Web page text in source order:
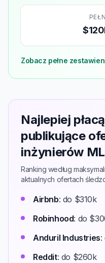
Zobacz pełne
Najlepiej
publikujące
inżynierów ML
Ranking według
aktualnych ofertach
Airbnb: do $310k
Robinhood: do
Anduril Industries:
Reddit: do $260k